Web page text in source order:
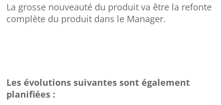
La grosse nouveauté du produit va être la refonte
complète du produit dans le Manager.
Les évolutions suivantes sont également
planifiées :